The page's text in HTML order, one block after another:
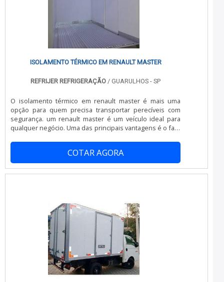
ISOLAMENTO TÉRMICO EM RENAULT MASTER
REFRIJER REFRIGERAÇÃO / GUARULHOS - SP
O isolamento térmico em renault master é mais uma
opção para quem precisa transportar perecíveis com
segurança. um renault master é um veículo ideal para
qualquer negócio. Uma das principais vantagens é o fato
necessidade da empresa, independente de qual seja.
Com até 1.521 quilos de capacidade de carga, o veículo é
ideal para as empresas que precisam realizar o
transporte de cargas perecíveis, podendo, desta forma,
COTAR AGORA